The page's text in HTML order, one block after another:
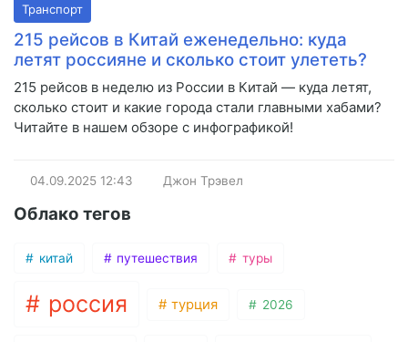
Транспорт
215 рейсов в Китай еженедельно: куда
летят россияне и сколько стоит улететь?
215 рейсов в неделю из России в Китай — куда летят,
сколько стоит и какие города стали главными хабами?
Читайте в нашем обзоре с инфографикой!
04.09.2025 12:43 Джон Трэвел
Облако тегов
китай путешествия туры
россия турция 2026